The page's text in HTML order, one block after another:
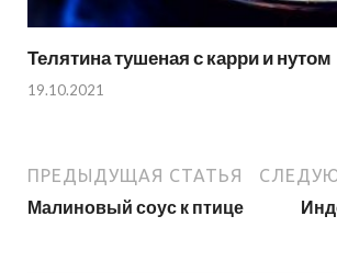
Телятина тушеная с карри и нутом
19.10.2021
ПРЕДЫДУЩАЯ СТАТЬЯ
Малиновый соус к птице